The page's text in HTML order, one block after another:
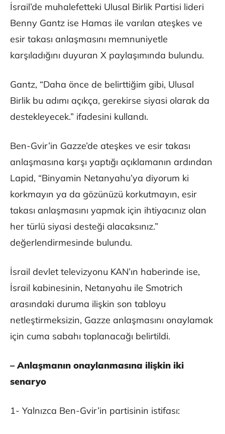
İsrail’de muhalefetteki Ulusal Birlik Partisi lideri
Benny Gantz ise Hamas ile varılan ateşkes ve
esir takası anlaşmasını memnuniyetle
karşıladığını duyuran X paylaşımında bulundu.
Gantz, “Daha önce de belirttiğim gibi, Ulusal
Birlik bu adımı açıkça, gerekirse siyasi olarak da
destekleyecek.” ifadesini kullandı.
Ben-Gvir’in Gazze’de ateşkes ve esir takası
anlaşmasına karşı yaptığı açıklamanın ardından
Lapid, “Binyamin Netanyahu’ya diyorum ki
korkmayın ya da gözünüzü korkutmayın, esir
takası anlaşmasını yapmak için ihtiyacınız olan
her türlü siyasi desteği alacaksınız.”
değerlendirmesinde bulundu.
İsrail devlet televizyonu KAN’ın haberinde ise,
İsrail kabinesinin, Netanyahu ile Smotrich
arasındaki duruma ilişkin son tabloyu
netleştirmeksizin, Gazze anlaşmasını onaylamak
için cuma sabahı toplanacağı belirtildi.
– Anlaşmanın onaylanmasına ilişkin iki
senaryo
1- Yalnızca Ben-Gvir’in partisinin istifası: